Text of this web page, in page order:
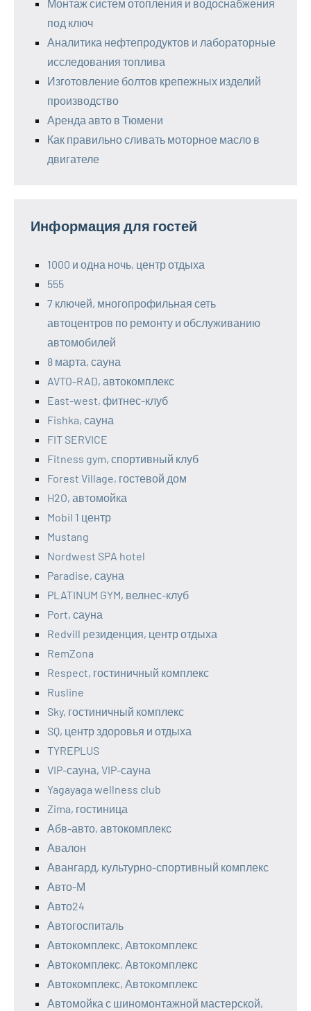
Монтаж систем отопления и водоснабжения
под ключ
Аналитика нефтепродуктов и лабораторные
исследования топлива
Изготовление болтов крепежных изделий
производство
Аренда авто в Тюмени
Как правильно сливать моторное масло в
двигателе
Информация для гостей
1000 и одна ночь, центр отдыха
555
7 ключей, многопрофильная сеть
автоцентров по ремонту и обслуживанию
автомобилей
8 марта, сауна
AVTO-RAD, автокомплекс
East-west, фитнес-клуб
Fishka, сауна
FIT SERVICE
Fitness gym, спортивный клуб
Forest Village, гостевой дом
H2O, автомойка
Mobil 1 центр
Mustang
Nordwest SPA hotel
Paradise, сауна
PLATINUM GYM, велнес-клуб
Port, сауна
Redvill pезиденция, центр отдыха
RemZona
Respect, гостиничный комплекс
Rusline
Sky, гостиничный комплекс
SQ, центр здоровья и отдыха
TYREPLUS
VIP-сауна, VIP-сауна
Yagayaga wellness club
Zima, гостиница
Абв-авто, автокомплекс
Авалон
Авангард, культурно-спортивный комплекс
Авто-М
Авто24
Автогоспиталь
Автокомплекс, Автокомплекс
Автокомплекс, Автокомплекс
Автокомплекс, Автокомплекс
Автомойка с шиномонтажной мастерской,